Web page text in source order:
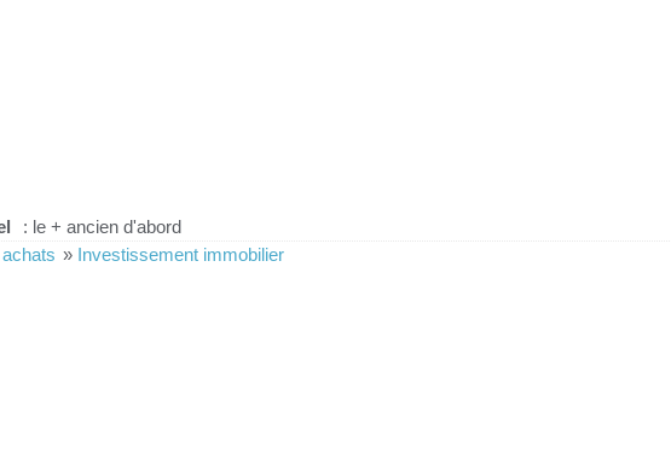
: le + ancien d'abord
» Investissement immobilier